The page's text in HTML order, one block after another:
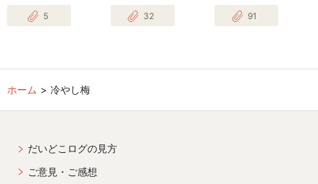
5 32 91
ホーム 冷やし梅
だいどこログの見方
ご意見・ご感想